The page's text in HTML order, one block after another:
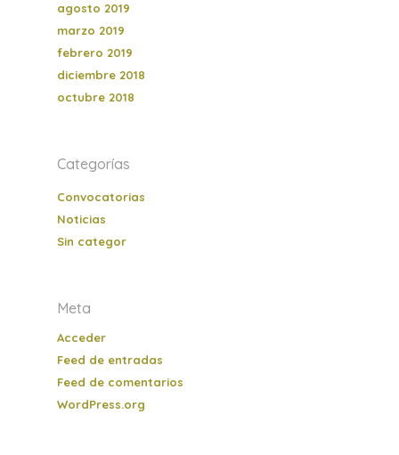
agosto 2019
marzo 2019
febrero 2019
diciembre 2018
octubre 2018
Categorías
Convocatorias
Noticias
Sin categor
Meta
Acceder
Feed de entradas
Feed de comentarios
WordPress.org